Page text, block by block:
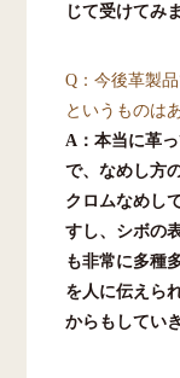
じて受けてみ
Q：今後革製
というものは
A：本当に革
で、なめし方
クロムなめし
すし、シボの
も非常に多種
を人に伝えら
からもしてい